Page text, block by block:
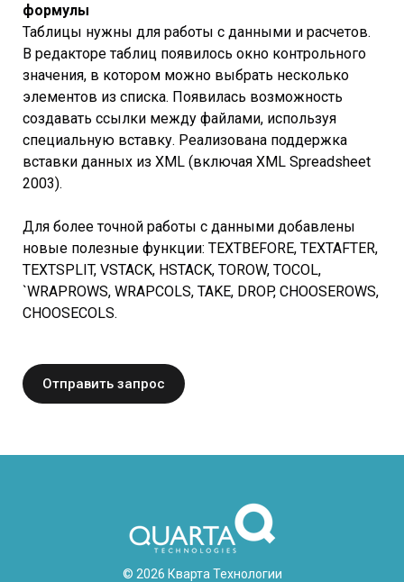
формулы
Таблицы нужны для работы с данными и расчетов.
В редакторе таблиц появилось окно контрольного
значения, в котором можно выбрать несколько
элементов из списка. Появилась возможность
создавать ссылки между файлами, используя
специальную вставку. Реализована поддержка
вставки данных из XML (включая XML Spreadsheet
2003).
Для более точной работы с данными добавлены
новые полезные функции: TEXTBEFORE, TEXTAFTER,
TEXTSPLIT, VSTACK, HSTACK, TOROW, TOCOL,
`WRAPROWS, WRAPCOLS, TAKE, DROP, CHOOSEROWS,
CHOOSECOLS.
Отправить запрос
© 2026 Кварта Технологии